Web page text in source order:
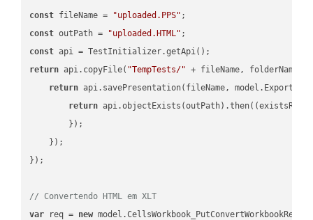
const fileName = "uploaded.PPS"
const outPath = "uploaded.HTML"
const
return api.copyFile( "TempTests/" + fileName, folderName +
return api.savePresentation(fileName,
return api.objectExists(outPath).then( (
        });
    });
});
// Convertendo HTML em XLT
var req = new